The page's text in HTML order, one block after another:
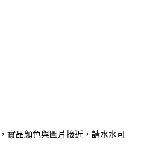
實品顏色與圖片接近，請水水可